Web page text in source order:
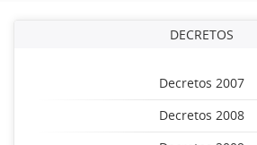
DECRETOS
Decretos 2007
Decretos 2008